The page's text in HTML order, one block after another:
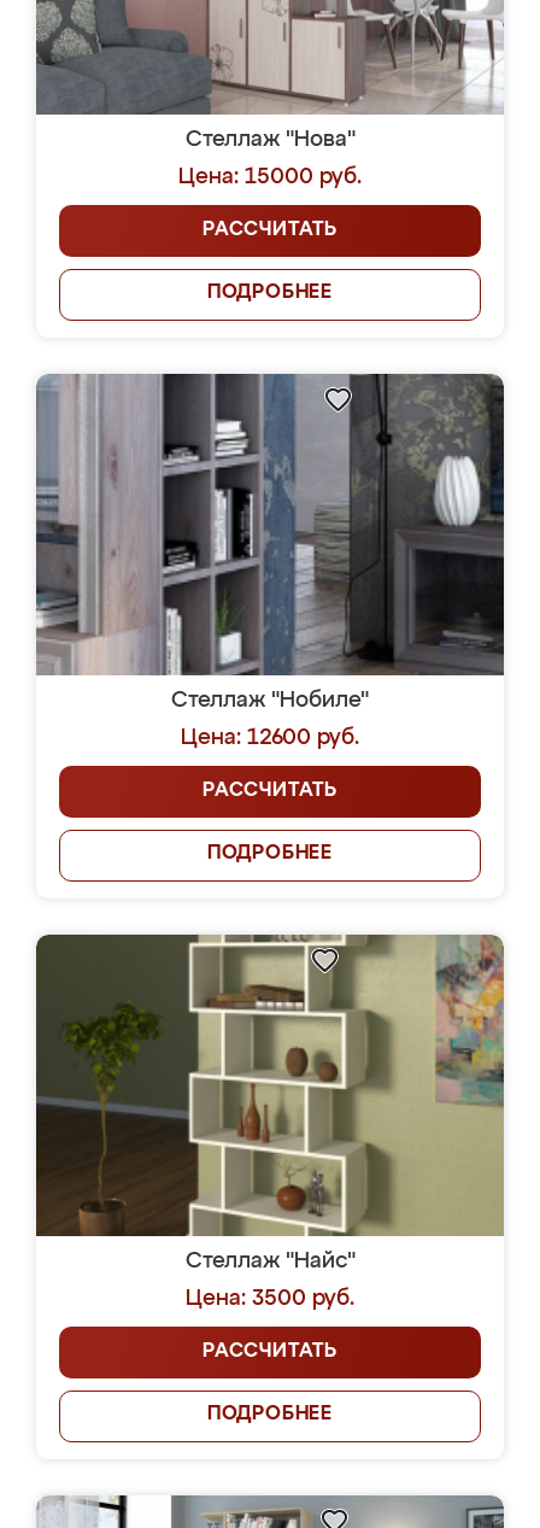
Стеллаж "Нова"
Цена: 15000 руб.
РАССЧИТАТЬ
ПОДРОБНЕЕ
Стеллаж "Нобиле"
Цена: 12600 руб.
РАССЧИТАТЬ
ПОДРОБНЕЕ
Стеллаж "Найс"
Цена: 3500 руб.
РАССЧИТАТЬ
ПОДРОБНЕЕ